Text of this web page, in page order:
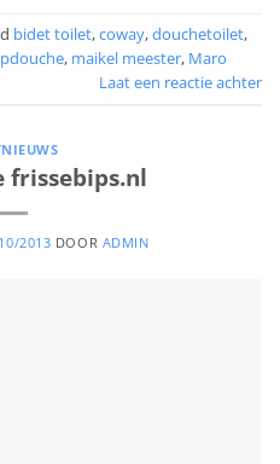
bidet toilet,coway,douchetoilet,
, maikel meester, Maro
Laat een reactie achter
frissebips.nl
2013 DOOR ADMIN